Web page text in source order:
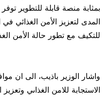
بمثابة منصة قابلة للتطوير
المدى لتعزيز الأمن الغذائي
للتكيف مع تطور حالة الأمن
واشار الوزير باذيب، الى ان
الاستجابة للامن الغذاىي